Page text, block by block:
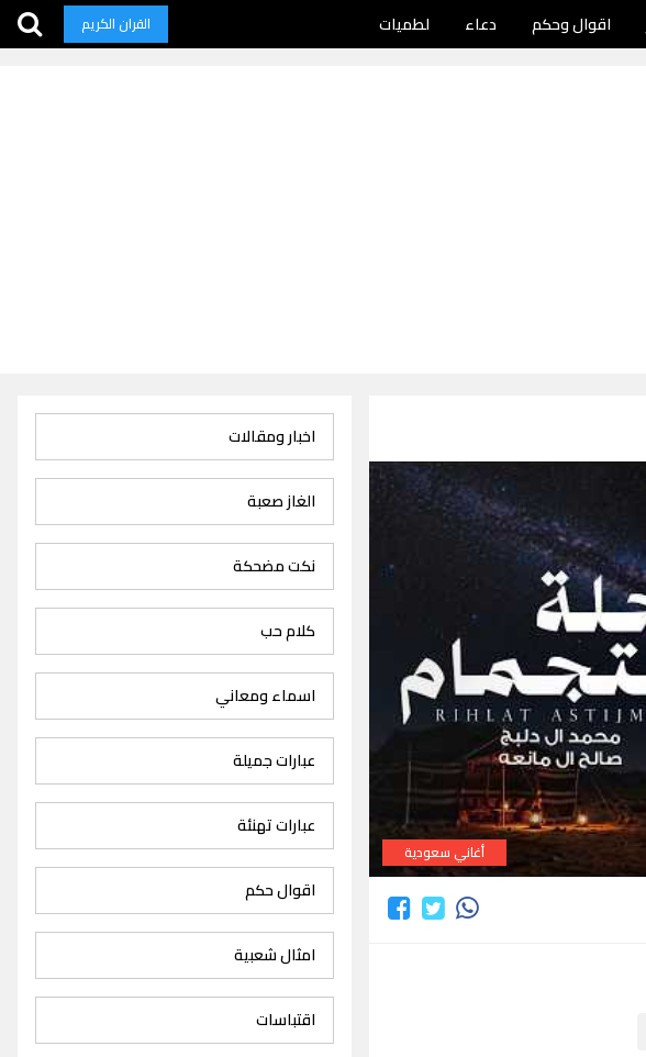
اقوال وحكم دعاء لطميات القران الكريم
أغاني سعودية
اخبار ومقالات
الغاز صعبة
نكت مضحكة
كلام حب
اسماء ومعاني
عبارات جميلة
عبارات تهنئة
اقوال حكم
امثال شعبية
اقتباسات